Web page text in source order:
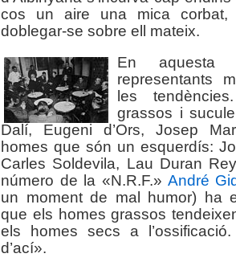
cos un aire una mica
doblegar-se sobre ell mateix.
En aquesta
representants
les
grassos i
Dalí, Eugeni d’Ors, Josep
homes que són un esquerdís:
Carles Soldevila, Lau Duran
número de la «N.R.F.» André
un moment de mal humor) ha
que els homes grassos
els homes secs a
d’ací».